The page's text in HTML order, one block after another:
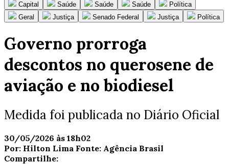
Capital
Saúde Saúde Saúde
Política
Geral
Justiça Senado Federal Justiça Política
Governo prorroga
descontos no querosene de
aviação e no biodiesel
Medida foi publicada no Diário Oficial
30/05/2026 às 18h02
Por: Hilton Lima Fonte: Agência Brasil
Compartilhe: